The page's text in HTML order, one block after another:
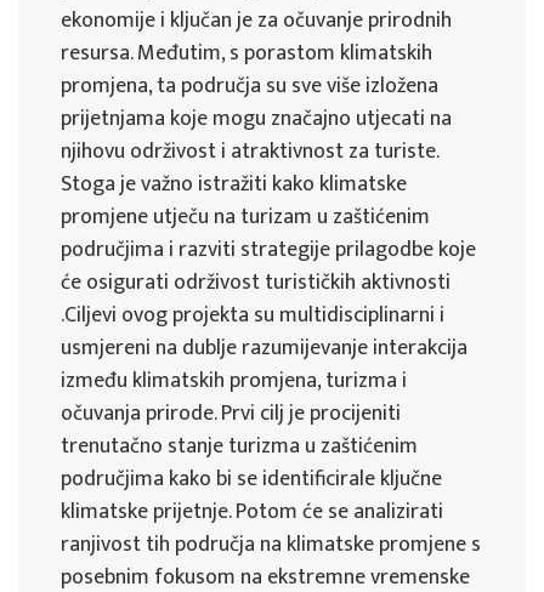
ekonomije i ključan je za očuvanje prirodnih
resursa. Međutim, s porastom klimatskih
promjena, ta područja su sve više izložena
prijetnjama koje mogu značajno utjecati na
njihovu održivost i atraktivnost za turiste.
Stoga je važno istražiti kako klimatske
promjene utječu na turizam u zaštićenim
područjima i razviti strategije prilagodbe koje
će osigurati održivost turističkih aktivnosti
.Ciljevi ovog projekta su multidisciplinarni i
usmjereni na dublje razumijevanje interakcija
između klimatskih promjena, turizma i
očuvanja prirode. Prvi cilj je procijeniti
trenutačno stanje turizma u zaštićenim
područjima kako bi se identificirale ključne
klimatske prijetnje. Potom će se analizirati
ranjivost tih područja na klimatske promjene s
posebnim fokusom na ekstremne vremenske